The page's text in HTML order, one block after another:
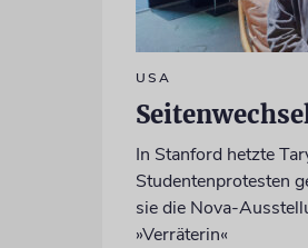
USA
In Stanford hetzte
Studentenprotesten
sie die Nova-
»Verräterin«